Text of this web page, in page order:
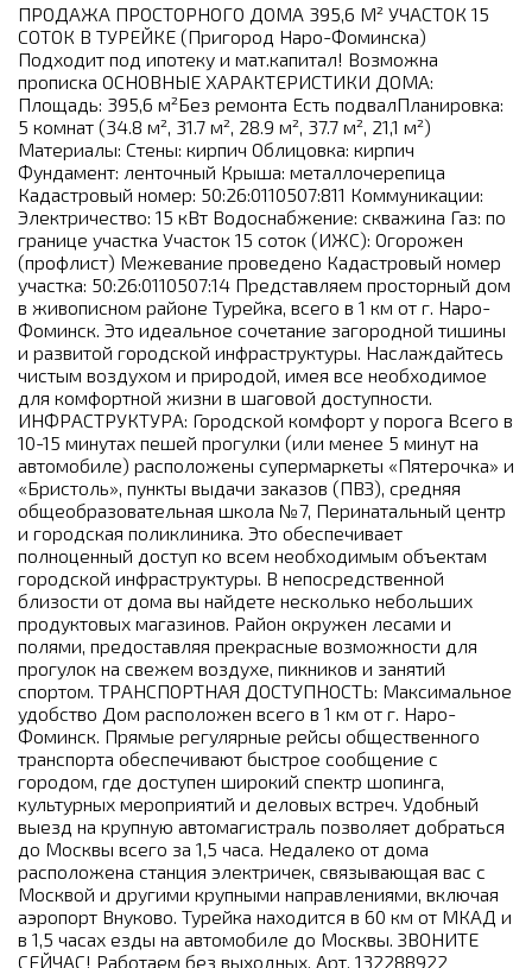
ПРОДАЖА ПРОСТОРНОГО ДОМА 395,6 М² УЧАСТОК 15
СОТОК В ТУРЕЙКЕ (Пригород Наро-Фоминска)
Подходит под ипотеку и мат.капитал! Возможна
прописка ОСНОВНЫЕ ХАРАКТЕРИСТИКИ ДОМА:
Площадь: 395,6 м²Без ремонта Есть подвалПланировка:
5 комнат (34.8 м², 31.7 м², 28.9 м², 37.7 м², 21,1 м²)
Материалы: Стены: кирпич Облицовка: кирпич
Фундамент: ленточный Крыша: металлочерепица
Кадастровый номер: 50:26:0110507:811 Коммуникации:
Электричество: 15 кВт Водоснабжение: скважина Газ: по
границе участка Участок 15 соток (ИЖС): Огорожен
(профлист) Межевание проведено Кадастровый номер
участка: 50:26:0110507:14 Представляем просторный дом
в живописном районе Турейка, всего в 1 км от г. Наро-
Фоминск. Это идеальное сочетание загородной тишины
и развитой городской инфраструктуры. Наслаждайтесь
чистым воздухом и природой, имея все необходимое
для комфортной жизни в шаговой доступности.
ИНФРАСТРУКТУРА: Городской комфорт у порога Всего в
10-15 минутах пешей прогулки (или менее 5 минут на
автомобиле) расположены супермаркеты «Пятерочка» и
«Бристоль», пункты выдачи заказов (ПВЗ), средняя
общеобразовательная школа №7, Перинатальный центр
и городская поликлиника. Это обеспечивает
полноценный доступ ко всем необходимым объектам
городской инфраструктуры. В непосредственной
близости от дома вы найдете несколько небольших
продуктовых магазинов. Район окружен лесами и
полями, предоставляя прекрасные возможности для
прогулок на свежем воздухе, пикников и занятий
спортом. ТРАНСПОРТНАЯ ДОСТУПНОСТЬ: Максимальное
удобство Дом расположен всего в 1 км от г. Наро-
Фоминск. Прямые регулярные рейсы общественного
транспорта обеспечивают быстрое сообщение с
городом, где доступен широкий спектр шопинга,
культурных мероприятий и деловых встреч. Удобный
выезд на крупную автомагистраль позволяет добраться
до Москвы всего за 1,5 часа. Недалеко от дома
расположена станция электричек, связывающая вас с
Москвой и другими крупными направлениями, включая
аэропорт Внуково. Турейка находится в 60 км от МКАД и
в 1,5 часах езды на автомобиле до Москвы. ЗВОНИТЕ
СЕЙЧАС! Работаем без выходных. Арт. 132288922